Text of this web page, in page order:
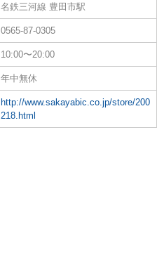
名鉄三河線 豊田市駅
0565-87-0305
10:00〜20:00
年中無休
http://www.sakayabic.co.jp/store/200
218.html